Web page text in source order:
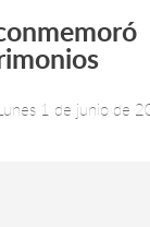
Leer más +
1 de junio de